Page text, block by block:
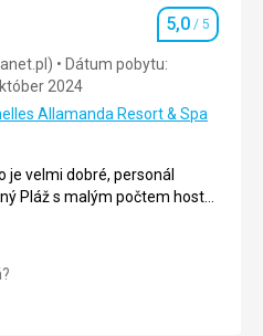
Hodnotenie
5,0 / 5
Dátum pobytu:
2024
Allamanda Resort & Spa
je velmi dobré, personál
Pláž s malým počtem hostů,
je velmi dobré, personál
si mohl odpočinout a